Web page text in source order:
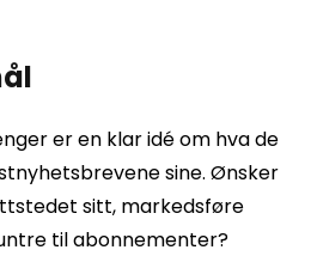
er en klar idé om hva de
sine. Ønsker
sitt, markedsføre
til abonnementer?